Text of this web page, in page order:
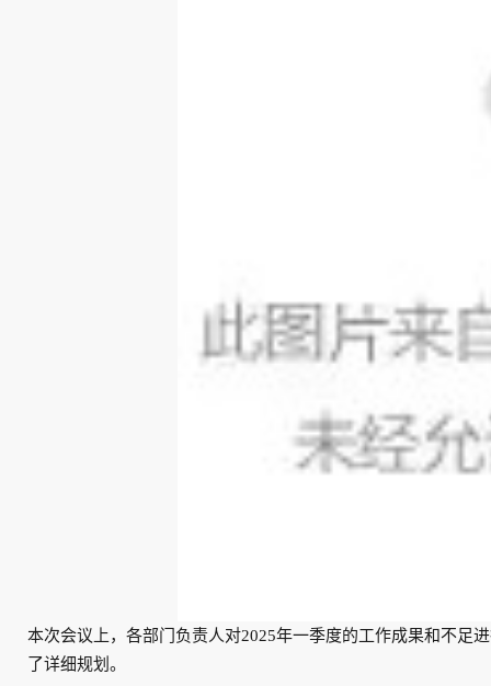
本次会议上，各部门负责人对2025年一季度的工作成果和不足
了详细规划。